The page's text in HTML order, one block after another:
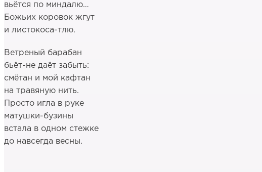
вьётся по миндалю…
Божьих коровок жгут
и листокоса-тлю.
Ветреный барабан
бьёт-не даёт забыть:
смётан и мой кафтан
на травяную нить.
Просто игла в руке
матушки-бузины
встала в одном стежке
до навсегда весны.